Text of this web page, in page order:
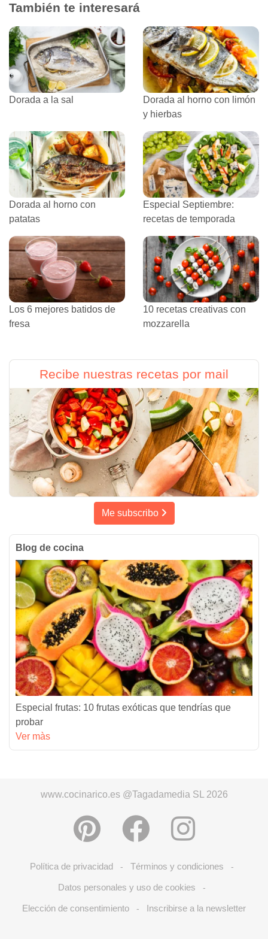
También te interesará
Dorada a la sal
Dorada al horno con limón
y hierbas
Dorada al horno con
patatas
Especial Septiembre:
recetas de temporada
Los 6 mejores batidos de
fresa
10 recetas creativas con
mozzarella
Recibe nuestras recetas por mail
Me subscribo
Blog de cocina
Especial frutas: 10 frutas exóticas que tendrías que
probar
Ver màs
www.cocinarico.es @Tagadamedia SL 2026
Política de privacidad - Términos y condiciones -
Datos personales y uso de cookies -
Elección de consentimiento - Inscribirse a la newsletter